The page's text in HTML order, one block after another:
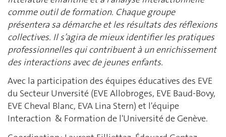
comme outil de formation. Chaque groupe
présentera sa démarche et les résultats des réflexions
collectives. Il s’agira de mieux identifier les pratiques
professionnelles qui contribuent à un enrichissement
des interactions avec de jeunes enfants.
Avec la participation des équipes éducatives des EVE
du Secteur Unversité (EVE Allobroges, EVE Baud-Bovy,
EVE Cheval Blanc, EVA Lina Stern) et l'équipe
Interaction & Formation de l'Université de Genève.